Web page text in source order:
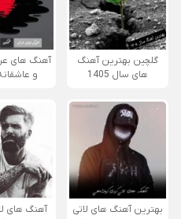
گلچین بهترین آهنگ
های سال 1405
آهنگ های
و عاشقانه
بهترین آهنگ های لاتی
آهنگ های